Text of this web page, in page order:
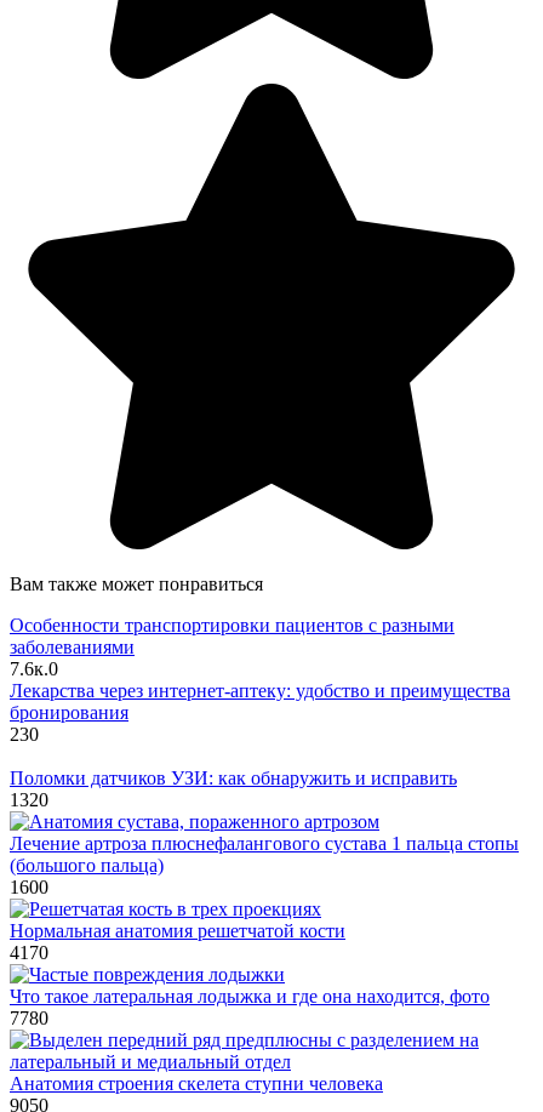
Вам также может понравиться
Особенности транспортировки пациентов с разными
заболеваниями
7.6к.0
Лекарства через интернет-аптеку: удобство и преимущества
бронирования
230
Поломки датчиков УЗИ: как обнаружить и исправить
1320
Лечение артроза плюснефалангового сустава 1 пальца стопы
(большого пальца)
1600
Нормальная анатомия решетчатой кости
4170
Что такое латеральная лодыжка и где она находится, фото
7780
Анатомия строения скелета ступни человека
9050